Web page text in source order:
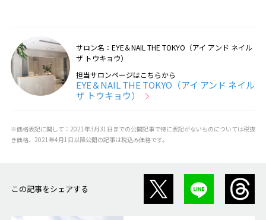
サロン名：EYE＆NAIL THE TOKYO（アイ アンド ネイル
ザ トウキョウ）
担当サロンページはこちらから
EYE＆NAIL THE TOKYO（アイ アンド ネイル
ザ トウキョウ）
※価格表記に関して：2021年3月31日までの公開記事で特に表記がないものについては税抜
き価格、2021年4月1日以降公開の記事は税込み価格です。
この記事をシェアする